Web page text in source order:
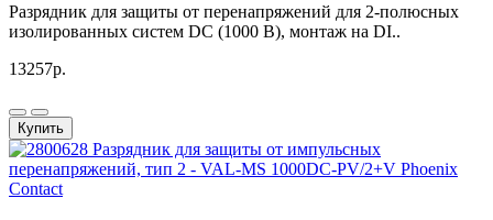
Разрядник для защиты от перенапряжений для 2-полюсных
изолированных систем DC (1000 В), монтаж на DI..
13257р.
Купить